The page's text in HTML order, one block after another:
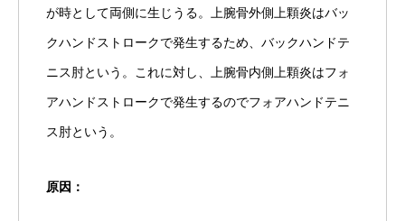
が時として両側に生じうる。上腕骨外側上顆炎はバッ
クハンドストロークで発生するため、バックハンドテ
ニス肘という。これに対し、上腕骨内側上顆炎はフォ
アハンドストロークで発生するのでフォアハンドテニ
ス肘という。
原因：